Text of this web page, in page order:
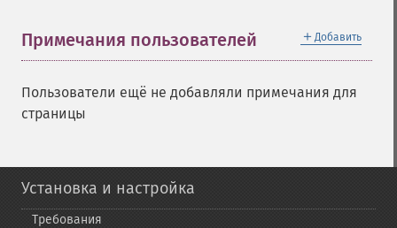
＋ Добавить
Примечания пользователей
Пользователи ещё не добавляли примечания для
страницы
Установка и настройка
Требования